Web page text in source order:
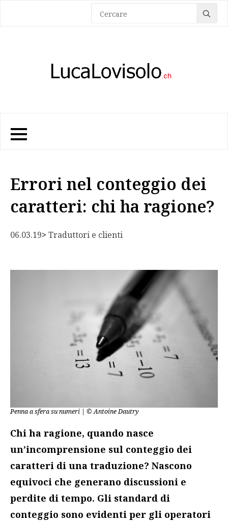
for:
Errori nel conteggio dei
caratteri: chi ha ragione?
06.03.19> Traduttori e clienti
Penna a sfera su numeri | © Antoine Dautry
Chi ha ragione, quando nasce
un’incomprensione sul conteggio dei
caratteri di una traduzione? Nascono
equivoci che generano discussioni e
perdite di tempo. Gli standard di
conteggio sono evidenti per gli operatori